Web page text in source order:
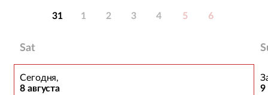
31
1 2 3 4 5 6
Sat
Сегодня,
8 августа 9